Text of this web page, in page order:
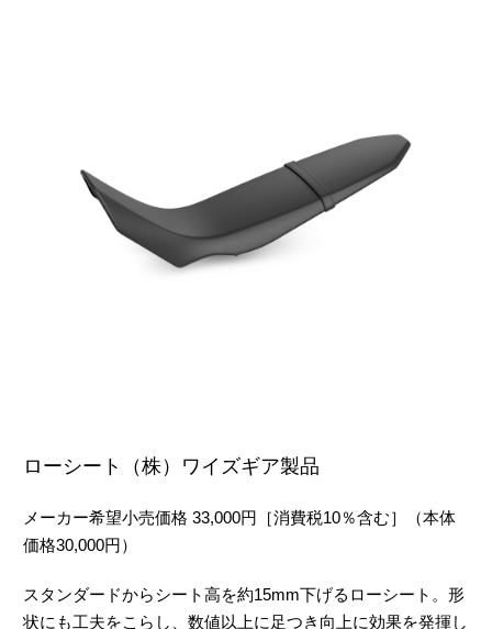
ローシート（株）ワイズギア製品
メーカー希望小売価格 33,000円［消費税10％含む］（本体
価格30,000円）
スタンダードからシート高を約15mm下げるローシート。形
状にも工夫をこらし、数値以上に足つき向上に効果を発揮し